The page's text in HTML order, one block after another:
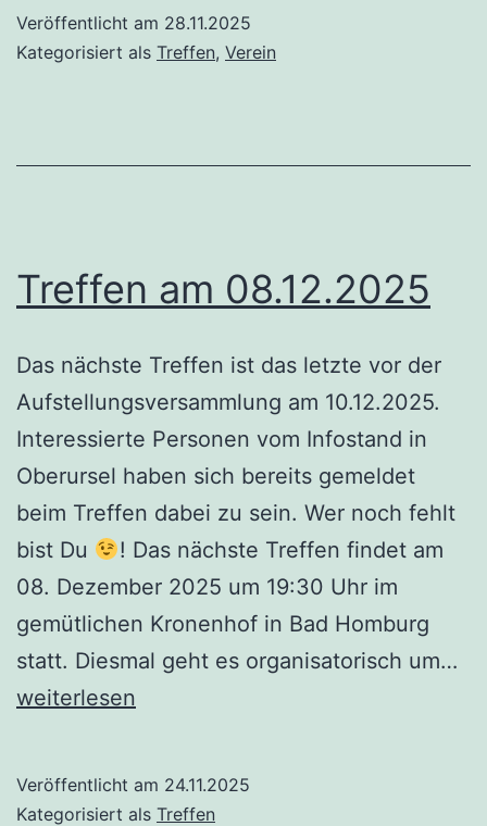
Veröffentlicht am 28.11.2025
Kategorisiert als Treffen, Verein
Treffen am 08.12.2025
Das nächste Treffen ist das letzte vor der
Aufstellungsversammlung am 10.12.2025.
Interessierte Personen vom Infostand in
Oberursel haben sich bereits gemeldet
beim Treffen dabei zu sein. Wer noch fehlt
bist Du
! Das nächste Treffen findet am
08. Dezember 2025 um 19:30 Uhr im
gemütlichen Kronenhof in Bad Homburg
statt. Diesmal geht es organisatorisch um…
weiterlesen
Veröffentlicht am 24.11.2025
Kategorisiert als Treffen